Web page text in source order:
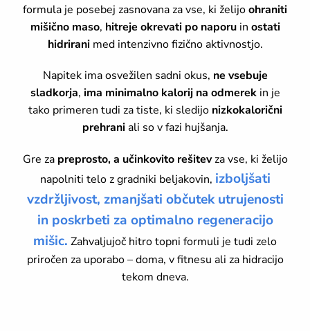
formula je posebej zasnovana za vse, ki želijoohraniti
mišično maso, hitreje okrevati po naporuin ostati
hidriranimed intenzivno fizično aktivnostjo.
Napitek ima osvežilen sadni okus, ne vsebuje
sladkorja, ima minimalno kalorij na odmerekin je
tako primeren tudi za tiste, ki sledijo nizkokalorični
prehraniali so v fazi hujšanja.
Gre za preprosto, a učinkovito rešitevza vse, ki želijo
napolniti telo z gradniki beljakovin, izboljšati
vzdržljivost, zmanjšati občutek utrujenosti
in poskrbeti za optimalno regeneracijo
mišic. Zahvaljujoč hitro topni formuli je tudi zelo
priročen za uporabo – doma, v fitnesu ali za hidracijo
tekom dneva.